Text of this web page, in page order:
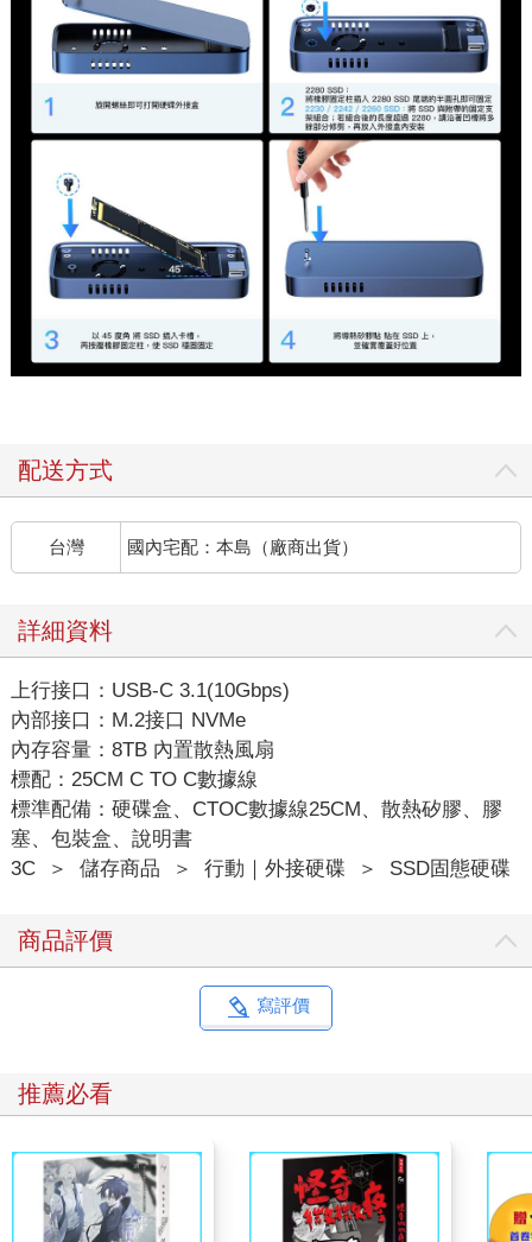
配送方式
台灣 國內宅配：本島（廠商出貨）
詳細資料
上行接口：USB-C 3.1(10Gbps)
內部接口：M.2接口 NVMe
內存容量：8TB 內置散熱風扇
標配：25CM C TO C數據線
標準配備：硬碟盒、CTOC數據線25CM、散熱矽膠、膠
塞、包裝盒、說明書
3C
＞ 儲存商品 ＞ 行動｜外接硬碟 ＞ SSD固態硬碟
商品評價
寫評價
推薦必看